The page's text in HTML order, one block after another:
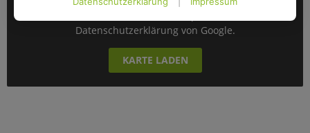
Datenschutzerklärung von Google.
KARTE LADEN